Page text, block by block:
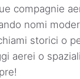
compagnie
nomi
storici o
aerei o